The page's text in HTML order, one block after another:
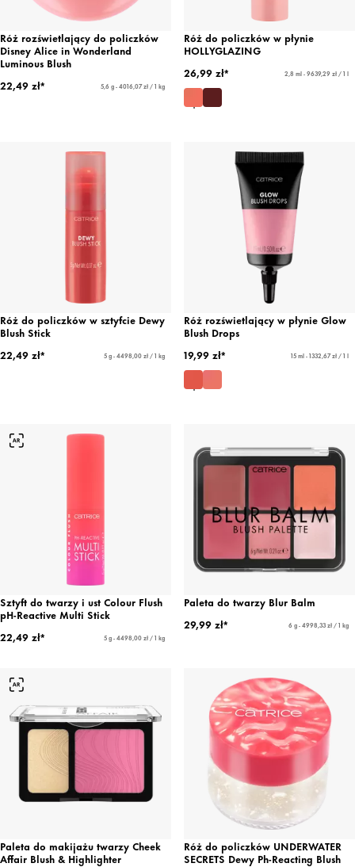
Róż rozświetlający do policzków
Disney Alice in Wonderland
Luminous Blush
22,49 zł*
5,6 g - 4016,07 zł / 1 kg
Róż do policzków w płynie
HOLLYGLAZING
26,99 zł*
2,8 ml - 9639,29 zł / 1 l
Róż do policzków w sztyfcie Dewy
Blush Stick
22,49 zł*
5 g - 4498,00 zł / 1 kg
Róż rozświetlający w płynie Glow
Blush Drops
19,99 zł*
15 ml - 1332,67 zł / 1 l
Sztyft do twarzy i ust Colour Flush
pH-Reactive Multi Stick
22,49 zł*
5 g - 4498,00 zł / 1 kg
Paleta do twarzy Blur Balm
29,99 zł*
6 g - 4998,33 zł / 1 kg
Paleta do makijażu twarzy Cheek
Affair Blush & Highlighter
Róż do policzków UNDERWATER
SECRETS Dewy Ph-Reacting Blush